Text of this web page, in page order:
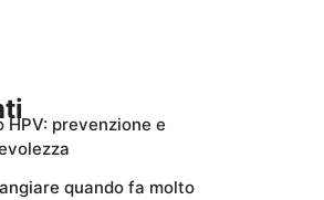
HPV: prevenzione e
quando fa molto